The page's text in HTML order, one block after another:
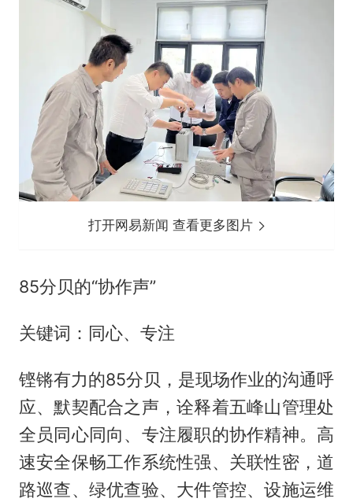
打开网易新闻 查看更多图片
85分贝的“协作声”
关键词：同心、专注
铿锵有力的85分贝，是现场作业的沟通呼
应、默契配合之声，诠释着五峰山管理处
全员同心同向、专注履职的协作精神。高
速安全保畅工作系统性强、关联性密，道
路巡查、绿优查验、大件管控、设施运维